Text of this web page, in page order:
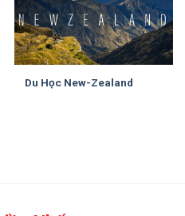
Du Học New-Zealand